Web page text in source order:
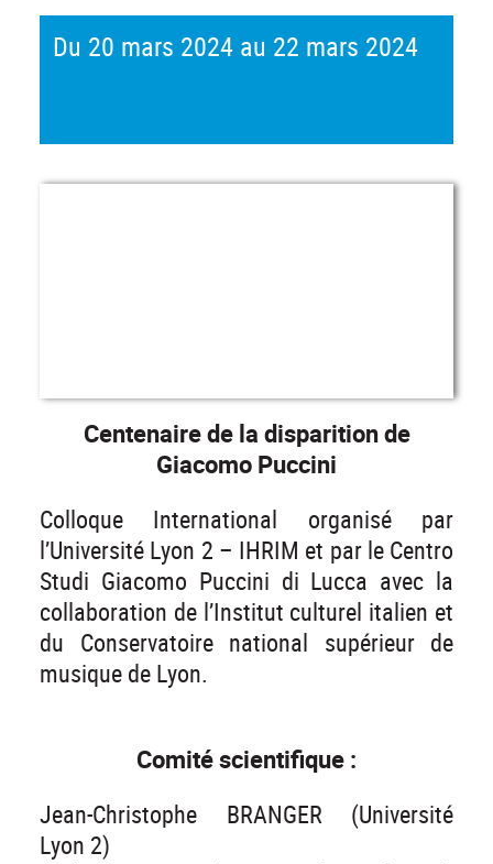
Du 20 mars 2024 au 22 mars 2024
Centenaire de la disparition de
Giacomo Puccini
Colloque International organisé par
l’Université Lyon 2 – IHRIM et par le Centro
Studi Giacomo Puccini di Lucca avec la
collaboration de l’Institut culturel italien et
du Conservatoire national supérieur de
musique de Lyon.
Comité scientifique :
Jean-Christophe BRANGER (Université
Lyon 2)